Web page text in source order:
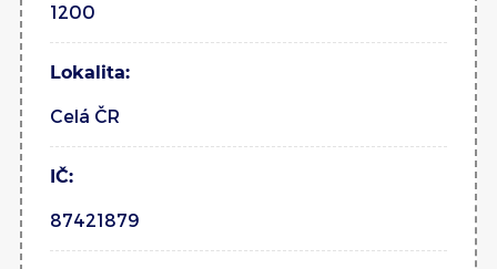
1200
Lokalita:
Celá ČR
IČ:
87421879